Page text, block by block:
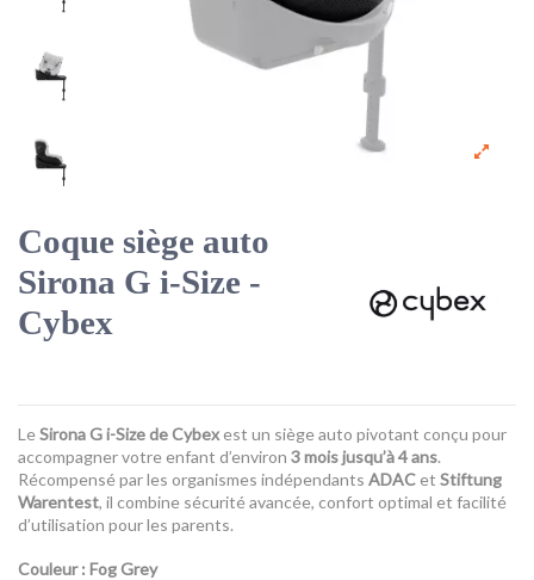
Coque siège auto
Sirona G i-Size -
Cybex
LeSirona G i-Size deCybexest un siège auto pivotant conçu pour
accompagner votre enfant d’environ 3 mois jusqu’à 4 ans.
Récompensé par les organismes indépendants ADAC et Stiftung
Warentest, il combine sécurité avancée, confort optimal et facilité
d’utilisation pour les parents.
Couleur: Fog Grey